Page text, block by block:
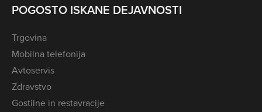
POGOSTO ISKANE DEJAVNOSTI
Trgovina
Mobilna telefonija
Avtoservis
Zdravstvo
Gostilne in restavracije